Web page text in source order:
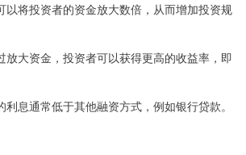
以将投资者的资金放大数倍，从而增加投资规
放大资金，投资者可以获得更高的收益率，即
息通常低于其他融资方式，例如银行贷款。